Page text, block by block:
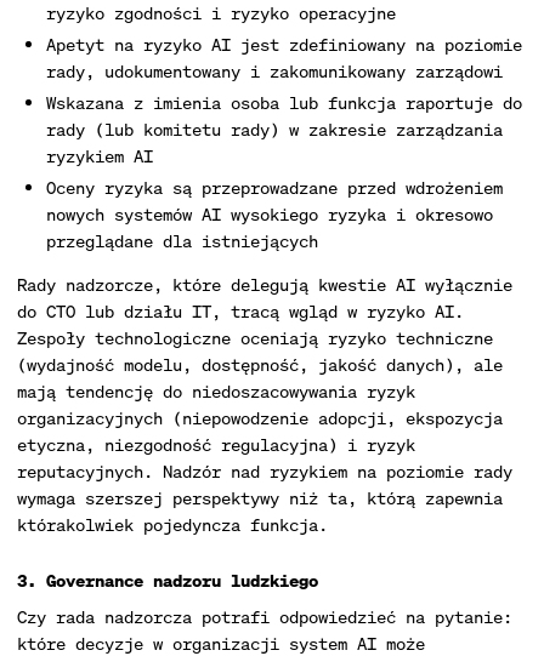
ryzyko zgodności i ryzyko operacyjne
Apetyt na ryzyko AI jest zdefiniowany na poziomie
rady, udokumentowany i zakomunikowany zarządowi
Wskazana z imienia osoba lub funkcja raportuje do
rady (lub komitetu rady) w zakresie zarządzania
ryzykiem AI
Oceny ryzyka są przeprowadzane przed wdrożeniem
nowych systemów AI wysokiego ryzyka i okresowo
przeglądane dla istniejących
Rady nadzorcze, które delegują kwestie AI wyłącznie
do CTO lub działu IT, tracą wgląd w ryzyko AI.
Zespoły technologiczne oceniają ryzyko techniczne
(wydajność modelu, dostępność, jakość danych), ale
mają tendencję do niedoszacowywania ryzyk
organizacyjnych (niepowodzenie adopcji, ekspozycja
etyczna, niezgodność regulacyjna) i ryzyk
reputacyjnych. Nadzór nad ryzykiem na poziomie rady
wymaga szerszej perspektywy niż ta, którą zapewnia
którakolwiek pojedyncza funkcja.
3. Governance nadzoru ludzkiego
Czy rada nadzorcza potrafi odpowiedzieć na pytanie:
które decyzje w organizacji system AI może